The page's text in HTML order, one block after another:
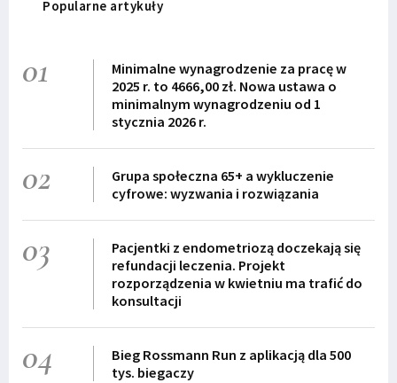
Popularne artykuły
01
Minimalne wynagrodzenie za pracę w
2025 r. to 4666,00 zł. Nowa ustawa o
minimalnym wynagrodzeniu od 1
stycznia 2026 r.
02
Grupa społeczna 65+ a wykluczenie
cyfrowe: wyzwania i rozwiązania
03
Pacjentki z endometriozą doczekają się
refundacji leczenia. Projekt
rozporządzenia w kwietniu ma trafić do
konsultacji
04
Bieg Rossmann Run z aplikacją dla 500
tys. biegaczy